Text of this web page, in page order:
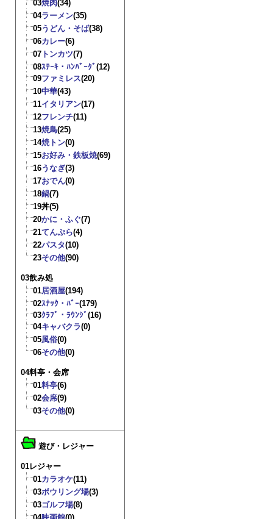
03焼肉(34)
04ラーメン(35)
05うどん・そば(38)
06カレー(6)
07 トンカツ(7)
08ｽﾃｰｷ・ﾊﾝﾊﾞｰｸﾞ(12)
09ファミレス(20)
10中華(43)
11イタリアン(17)
12フレンチ(11)
13焼鳥(25)
14焼トン(0)
15お好み・鉄板焼(69)
16うなぎ(3)
17おでん(0)
18鍋(7)
19丼(5)
20かに・ふぐ(7)
21てんぷら(4)
22パスタ(10)
23その他(90)
03飲み処
01居酒屋(194)
02ｽﾅｯｸ・ﾊﾞｰ(179)
03ｸﾗﾌﾞ・ﾗｳﾝｼﾞ(16)
04キャバクラ(0)
05風俗(0)
06その他(0)
04料亭・会席
01料亭(6)
02会席(9)
03その他(0)
遊び・レジャー
01レジャー
01カラオケ(11)
03ボウリング場(3)
03ゴルフ場(8)